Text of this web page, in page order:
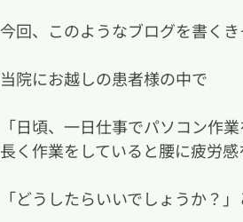
今回、このようなブログを書くき
当院にお越しの患者様の中で
「日頃、一日仕事でパソコン作業
長く作業をしていると腰に疲労
「どうしたらいいでしょうか？